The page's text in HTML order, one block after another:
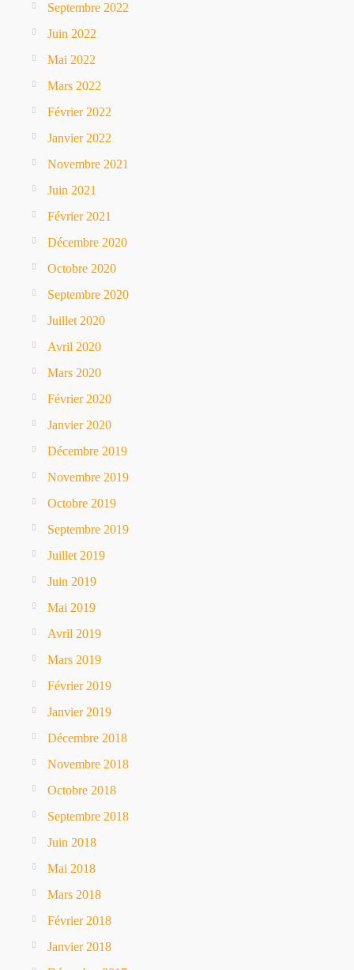
Septembre 2022
Juin 2022
Mai 2022
Mars 2022
Février 2022
Janvier 2022
Novembre 2021
Juin 2021
Février 2021
Décembre 2020
Octobre 2020
Septembre 2020
Juillet 2020
Avril 2020
Mars 2020
Février 2020
Janvier 2020
Décembre 2019
Novembre 2019
Octobre 2019
Septembre 2019
Juillet 2019
Juin 2019
Mai 2019
Avril 2019
Mars 2019
Février 2019
Janvier 2019
Décembre 2018
Novembre 2018
Octobre 2018
Septembre 2018
Juin 2018
Mai 2018
Mars 2018
Février 2018
Janvier 2018